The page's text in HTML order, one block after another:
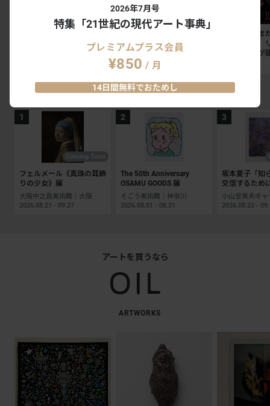
ン3店舗が刷新。法隆寺宝
物館には「鮨会席 おく
ト7。奈良美智キュレーシ
ョン展から大ゴッホ展、ボ
ッティチェリまで
NEWS
「私たちはま
中にいる」。
ターリングが
フェルメール《真珠の耳飾
りの少女》展
大阪中之島美術館｜大阪
2026.08.21 - 09.27
The 50th Anniversary
OSAMU GOODS 展
そごう美術館｜神奈川
2026.08.01 - 08.31
坂本夏子「知
交信するため
2026.08.22 -
アートを買うなら
ARTWORKS
2026年7月号
特集「21世紀の現代アート事典」
プレミアムプラス会員
¥850 / 月
14日間無料でおためし